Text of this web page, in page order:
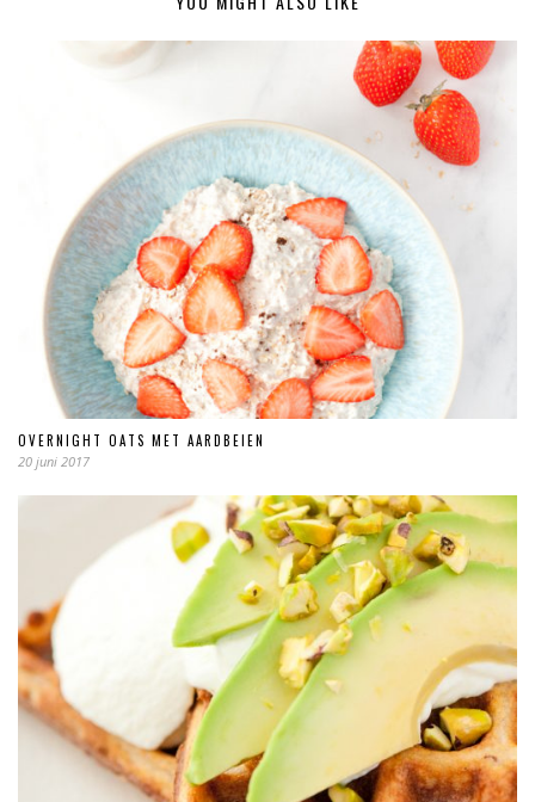
OVERNIGHT OATS MET AARDBEIEN
20 juni 2017